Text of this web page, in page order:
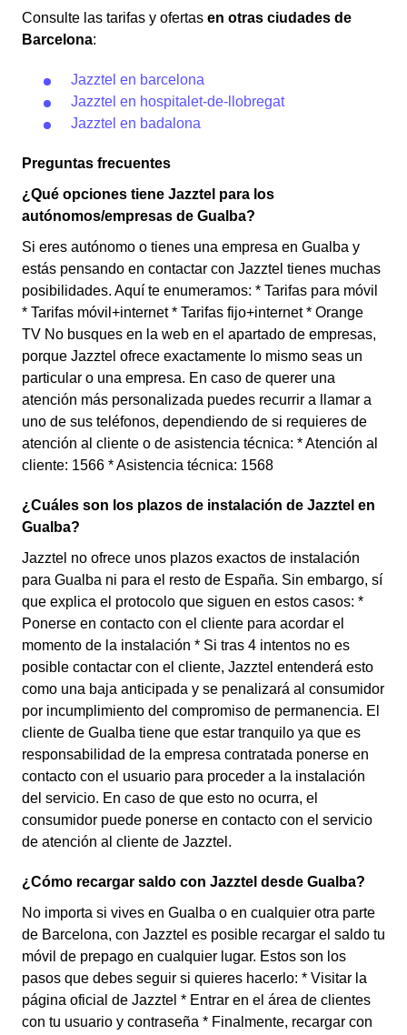
Consulte las tarifas y ofertas en otras ciudades de
Barcelona:
Jazztel en barcelona
Jazztel en hospitalet-de-llobregat
Jazztel en badalona
Preguntas frecuentes
¿Qué opciones tiene Jazztel para los
autónomos/empresas de Gualba?
Si eres autónomo o tienes una empresa en Gualba y
estás pensando en contactar con Jazztel tienes muchas
posibilidades. Aquí te enumeramos: * Tarifas para móvil
* Tarifas móvil+internet * Tarifas fijo+internet * Orange
TV No busques en la web en el apartado de empresas,
porque Jazztel ofrece exactamente lo mismo seas un
particular o una empresa. En caso de querer una
atención más personalizada puedes recurrir a llamar a
uno de sus teléfonos, dependiendo de si requieres de
atención al cliente o de asistencia técnica: * Atención al
cliente: 1566 * Asistencia técnica: 1568
¿Cuáles son los plazos de instalación de Jazztel en
Gualba?
Jazztel no ofrece unos plazos exactos de instalación
para Gualba ni para el resto de España. Sin embargo, sí
que explica el protocolo que siguen en estos casos: *
Ponerse en contacto con el cliente para acordar el
momento de la instalación * Si tras 4 intentos no es
posible contactar con el cliente, Jazztel entenderá esto
como una baja anticipada y se penalizará al consumidor
por incumplimiento del compromiso de permanencia. El
cliente de Gualba tiene que estar tranquilo ya que es
responsabilidad de la empresa contratada ponerse en
contacto con el usuario para proceder a la instalación
del servicio. En caso de que esto no ocurra, el
consumidor puede ponerse en contacto con el servicio
de atención al cliente de Jazztel.
¿Cómo recargar saldo con Jazztel desde Gualba?
No importa si vives en Gualba o en cualquier otra parte
de Barcelona, con Jazztel es posible recargar el saldo tu
móvil de prepago en cualquier lugar. Estos son los
pasos que debes seguir si quieres hacerlo: * Visitar la
página oficial de Jazztel * Entrar en el área de clientes
con tu usuario y contraseña * Finalmente, recargar con